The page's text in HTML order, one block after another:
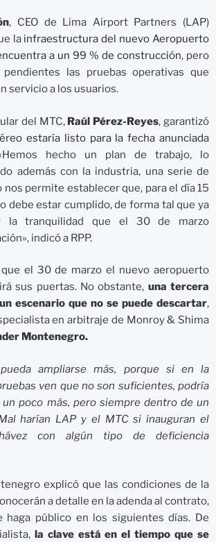
, CEO de Lima Airport Partners (LAP)
la infraestructura del nuevo Aeropuerto
a un 99 % de construcción, pero
las pruebas operativas que
servicio a los usuarios.
del MTC,Raúl Pérez-Reyes, garantizó
estaría listo para la fecha anunciada
hecho un plan de trabajo, lo
además con la industria, una serie de
nos permite establecer que, para el día 15
debe estar cumplido, de forma tal que ya
la tranquilidad que el 30 de marzo
indicó a RPP.
el 30 de marzo el nuevo aeropuerto
sus puertas. No obstante, una tercera
escenario que no se puede descartar,
en arbitraje de Monroy & Shima
Montenegro.
pueda ampliarse más, porque si en la
ven que no son suficientes, podría
poco más, pero siempre dentro de un
harían LAP y el MTC si inauguran el
con algún tipo de deficiencia
explicó que las condiciones de la
a detalle en la adenda al contrato,
haga público en los siguientes días. De
la clave está en el tiempo que se